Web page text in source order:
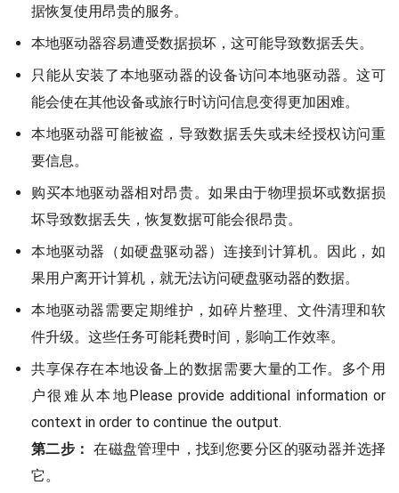
据恢复使用昂贵的服务。
本地驱动器容易遭受数据损坏，这可能导致数据丢失。
只能从安装了本地驱动器的设备访问本地驱动器。这可
能会使在其他设备或旅行时访问信息变得更加困难。
本地驱动器可能被盗，导致数据丢失或未经授权访问重
要信息。
购买本地驱动器相对昂贵。如果由于物理损坏或数据损
坏导致数据丢失，恢复数据可能会很昂贵。
本地驱动器（如硬盘驱动器）连接到计算机。因此，如
果用户离开计算机，就无法访问硬盘驱动器的数据。
本地驱动器需要定期维护，如碎片整理、文件清理和软
件升级。这些任务可能耗费时间，影响工作效率。
共享保存在本地设备上的数据需要大量的工作。多个用
户很难从本地Please provide additional information or
context in order to continue the output.
第二步： 在磁盘管理中，找到您要分区的驱动器并选择
它。